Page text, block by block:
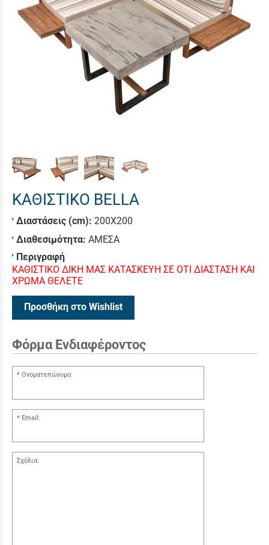
ΚΑΘΙΣΤΙΚΟ BELLA
Διαστάσεις (cm): 200X200
Διαθεσιμότητα: ΑΜΕΣΑ
Περιγραφή
ΚΑΘΙΣΤΙΚΟ ΔΙΚΗ ΜΑΣ ΚΑΤΑΣΚΕΥΗ ΣΕ ΟΤΙ ΔΙΑΣΤΑΣΗ ΚΑΙ
ΧΡΩΜΑ ΘΕΛΕΤΕ
Προσθήκη στο Wishlist
Φόρμα Ενδιαφέροντος
Ονοματεπώνυμο:
Email:
Σχόλια: